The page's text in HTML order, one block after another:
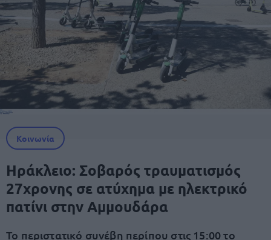
Κοινωνία
Ηράκλειο: Σοβαρός τραυματισμός
27χρονης σε ατύχημα με ηλεκτρικό
πατίνι στην Αμμουδάρα
Το περιστατικό συνέβη περίπου στις 15:00 το